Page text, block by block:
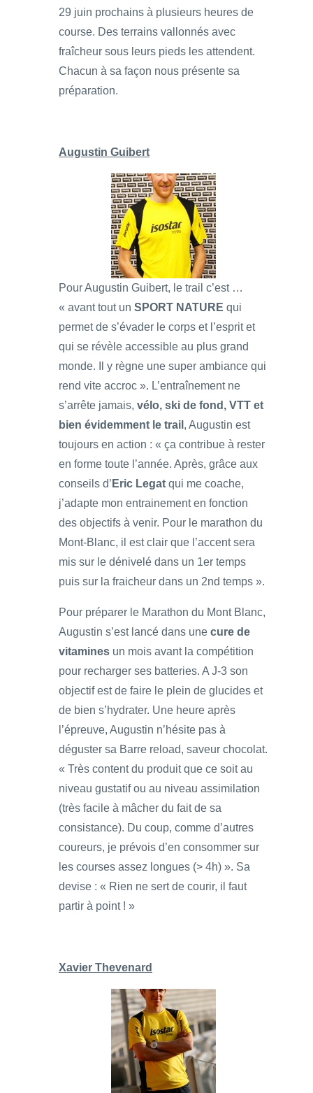
29 juin prochains à plusieurs heures de
course. Des terrains vallonnés avec
fraîcheur sous leurs pieds les attendent.
Chacun à sa façon nous présente sa
préparation.
Augustin Guibert
Pour Augustin Guibert, le trail c’est …
« avant tout un SPORT NATURE qui
permet de s’évader le corps et l’esprit et
qui se révèle accessible au plus grand
monde. Il y règne une super ambiance qui
rend vite accroc ». L’entraînement ne
s’arrête jamais, vélo, ski de fond, VTT et
bien évidemment le trail , Augustin est
toujours en action : « ça contribue à rester
en forme toute l’année. Après, grâce aux
conseils d’ Eric Legat qui me coache,
j’adapte mon entrainement en fonction
des objectifs à venir. Pour le marathon du
Mont-Blanc, il est clair que l’accent sera
mis sur le dénivelé dans un 1er temps
puis sur la fraicheur dans un 2nd temps ».
Pour préparer le Marathon du Mont Blanc,
Augustin s’est lancé dans une cure de
vitamines un mois avant la compétition
pour recharger ses batteries. A J-3 son
objectif est de faire le plein de glucides et
de bien s’hydrater. Une heure après
l’épreuve, Augustin n’hésite pas à
déguster sa Barre reload, saveur chocolat.
« Très content du produit que ce soit au
niveau gustatif ou au niveau assimilation
(très facile à mâcher du fait de sa
consistance). Du coup, comme d’autres
coureurs, je prévois d’en consommer sur
les courses assez longues (> 4h) ». Sa
devise : « Rien ne sert de courir, il faut
partir à point ! »
Xavier Thevenard